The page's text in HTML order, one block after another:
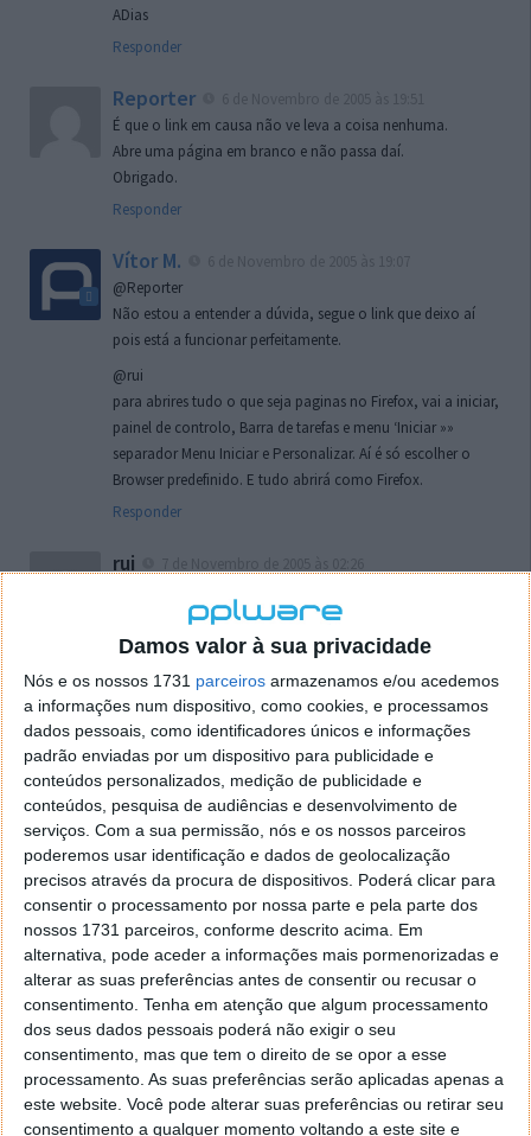
Damos valor à sua privacidade
Nós e os nossos 1731 parceiros armazenamos e/ou acedemos
a informações num dispositivo, como cookies, e processamos
dados pessoais, como identificadores únicos e informações
padrão enviadas por um dispositivo para publicidade e
conteúdos personalizados, medição de publicidade e
conteúdos, pesquisa de audiências e desenvolvimento de
serviços. Com a sua permissão, nós e os nossos parceiros
poderemos usar identificação e dados de geolocalização
precisos através da procura de dispositivos. Poderá clicar para
consentir o processamento por nossa parte e pela parte dos
nossos 1731 parceiros, conforme descrito acima. Em
alternativa, pode aceder a informações mais pormenorizadas e
alterar as suas preferências antes de consentir ou recusar o
consentimento. Tenha em atenção que algum processamento
dos seus dados pessoais poderá não exigir o seu
consentimento, mas que tem o direito de se opor a esse
processamento. As suas preferências serão aplicadas apenas a
este website. Você pode alterar suas preferências ou retirar seu
consentimento a qualquer momento voltando a este site e
ADias
Responder
Reporter
É que o link em causa não ve leva a coisa nenhuma.
Abre uma página em branco e não passa daí.
Obrigado.
Responder
Vítor M.
@Reporter
Não estou a entender a dúvida, segue o link que deixo aí
pois está a funcionar perfeitamente.
@rui
para abrires tudo o que seja paginas no Firefox, vai a iniciar,
painel de controlo, Barra de tarefas e menu ‘Iniciar »»
separador Menu Iniciar e Personalizar. Aí é só escolher o
Browser predefinido. E tudo abrirá como Firefox.
Responder
rui
localizaçao referida n se encontra la nada k me permita por
o firefox como browser predefenido
Ja percorri o painel
tentei apagar o explorer na tentativa de forçar o uso do
firefox mas em vao. Kaso te lembres de outra dica fico
agradecido, caso contrario obrigado a mesma
Responder
Vítor M.
7 de Novembro de 2005 às 01:39
@Reporter
Desculpa mas o link funciona. Seja como for segue por mail
o MSn Messenger 8.
Responder
Vítor M.
@Rui
Tens de encontrar o que te falei. Faz da seguinte maneira,
janela iniciar e no topo dessa janela com o botão direito do
rato faz propriedades. Depois no separador Menu ‘Iniciar’
clica no botão ‘Personalizar’ aí encontrarás no separador